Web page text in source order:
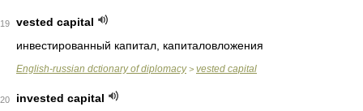
19
vested capital
инвестированный капитал, капиталовложения
English-russian dctionary of diplomacy> vested capital
20
invested capital